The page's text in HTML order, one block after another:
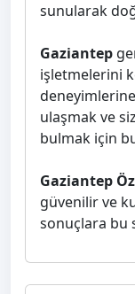
sunularak
Gaziantep
işletmelerini
ulaşmak ve
bulmak için
Gaziantep
güvenilir ve
sonuçlara bu